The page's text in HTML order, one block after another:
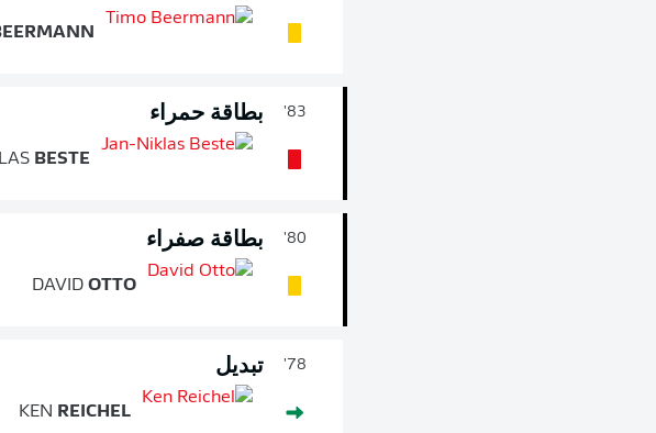
83' بطاقة حمراء
BESTE
80' بطاقة صفراء
DAVID OTTO
78' تبديل
KEN REICHEL